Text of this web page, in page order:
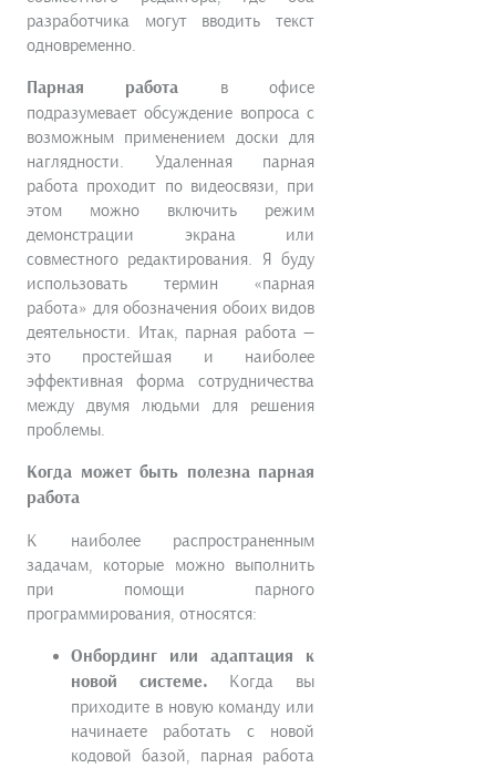
разработчика могут вводить текст
одновременно.
Парная работа
в офисе
подразумевает обсуждение вопроса с
возможным применением доски для
наглядности. Удаленная парная
работа проходит по видеосвязи, при
этом можно включить режим
демонстрации экрана или
совместного редактирования. Я буду
использовать термин «парная
работа» для обозначения обоих видов
деятельности. Итак, парная работа —
это простейшая и наиболее
эффективная форма сотрудничества
между двумя людьми для решения
проблемы.
Когда может быть полезна парная
работа
К наиболее распространенным
задачам, которые можно выполнить
при помощи парного
программирования, относятся:
Онбординг или адаптация к
новой системе.
Когда вы
приходите в новую команду или
начинаете работать с новой
кодовой базой, парная работа